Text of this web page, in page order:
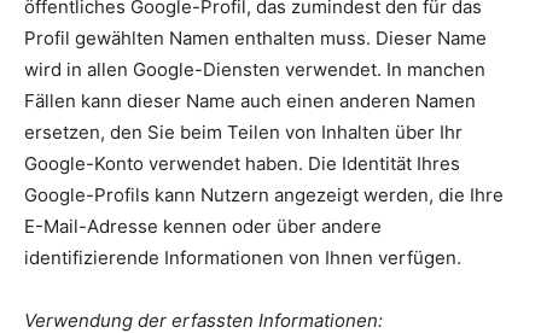
öffentliches Google-Profil, das zumindest den für das
Profil gewählten Namen enthalten muss. Dieser Name
wird in allen Google-Diensten verwendet. In manchen
Fällen kann dieser Name auch einen anderen Namen
ersetzen, den Sie beim Teilen von Inhalten über Ihr
Google-Konto verwendet haben. Die Identität Ihres
Google-Profils kann Nutzern angezeigt werden, die Ihre
E-Mail-Adresse kennen oder über andere
identifizierende Informationen von Ihnen verfügen.
Verwendung der erfassten Informationen: